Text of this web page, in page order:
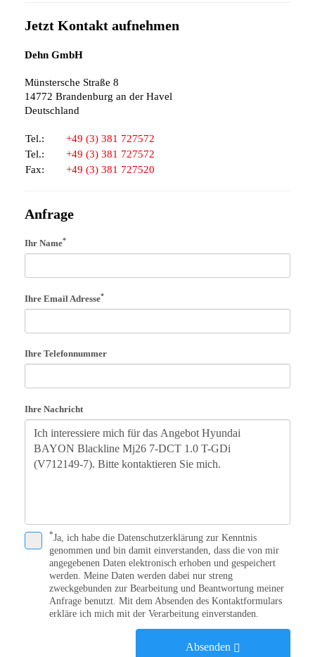
Jetzt Kontakt aufnehmen
Dehn GmbH
Münstersche Straße 8
14772 Brandenburg an der Havel
Deutschland
Tel.:
+49 (3) 381 727572
Tel.:
+49 (3) 381 727572
Fax:
+49 (3) 381 727520
Anfrage
Ihr Name*
Ihre Email Adresse*
Ihre Telefonnummer
Ihre Nachricht
*Ja, ich habe die Datenschutzerklärung zur Kenntnis
genommen und bin damit einverstanden, dass die von mir
angegebenen Daten elektronisch erhoben und gespeichert
werden. Meine Daten werden dabei nur streng
zweckgebunden zur Bearbeitung und Beantwortung meiner
Anfrage benutzt. Mit dem Absenden des Kontaktformulars
erkläre ich mich mit der Verarbeitung einverstanden.
Absenden